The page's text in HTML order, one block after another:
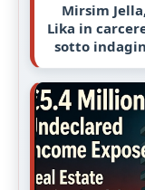
Mirsim
Lika in
sotto